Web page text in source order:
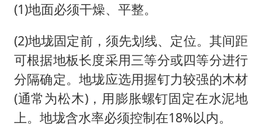
(1)地面必须干燥、平整。
(2)地垅固定前，须先划线、定位。其间距
可根据地板长度采用三等分或四等分进行
分隔确定。地垅应选用握钉力较强的木材
(通常为松木)，用膨胀螺钉固定在水泥地
上。地垅含水率必须控制在18%以内。